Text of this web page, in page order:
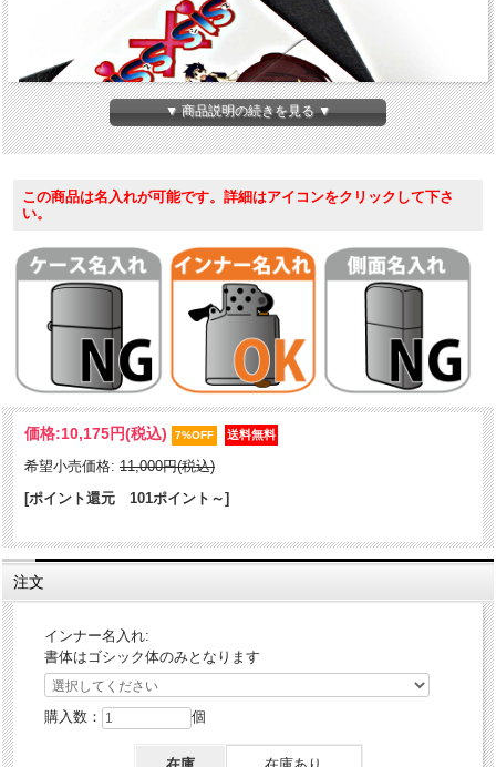
KISS×SIS（キスシス）は、ぢだま某先生による大人気作品です。
OAD（オリジナルアニメDVDのほか、昨年はTVアニメにもなり、人気
急上昇中。「住之江圭太」と義姉の双子「あこ」「りこ」の3人の妙で
少しエッチな関係が読者を魅了しています！側面にシリアル番号が刻
印されております。あなただけの、特別なコレクションになるでしょ
ケース形状：レギュラーケース
加工：マット塗装｜プリント
その他：講談社ヤンマガ30周年記念｜シリアル番号（指定不可）
▼ 商品説明の続きを見る ▼
この商品は名入れが可能です。詳細はアイコンをクリックして下さ
い。
価格:10,175円(税込) 7%OFF
希望小売価格: 11,000円(税込)
[ポイント還元 101ポイント～]
注文
インナー名入れ:
書体はゴシック体のみとなります
購入数： 個